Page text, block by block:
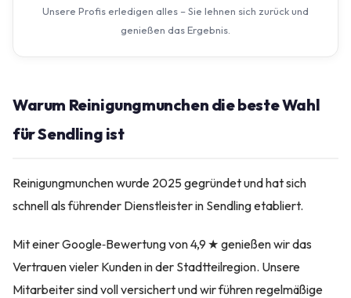
Unsere Profis erledigen alles – Sie lehnen sich zurück und
genießen das Ergebnis.
Warum Reinigungmunchen die beste Wahl
für Sendling ist
Reinigungmunchen wurde 2025 gegründet und hat sich
schnell als führender Dienstleister in Sendling etabliert.
Mit einer Google‑Bewertung von 4,9 ★ genießen wir das
Vertrauen vieler Kunden in der Stadtteilregion. Unsere
Mitarbeiter sind voll versichert und wir führen regelmäßige